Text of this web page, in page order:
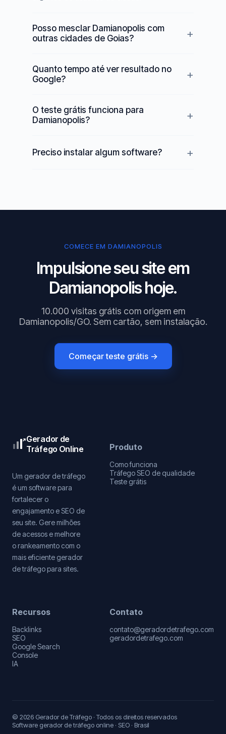
Posso mesclar Damianopolis com
outras cidades de Goias?
Quanto tempo até ver resultado no
Google?
O teste grátis funciona para
Damianopolis?
Preciso instalar algum software?
COMECE EM DAMIANOPOLIS
Impulsione seu site em
Damianopolis hoje.
10.000 visitas grátis com origem em
Damianopolis/GO. Sem cartão, sem instalação.
Começar teste grátis →
Gerador de
Tráfego Online
Um gerador de tráfego
é um software para
fortalecer o
engajamento e SEO de
seu site. Gere milhões
de acessos e melhore
o rankeamento com o
mais eficiente gerador
de tráfego para sites.
Produto
Como funciona
Tráfego SEO de qualidade
Teste grátis
Recursos
Backlinks
SEO
Google Search
Console
IA
Contato
contato@geradordetrafego.com
geradordetrafego.com
© 2026 Gerador de Tráfego · Todos os direitos reservados
Software gerador de tráfego online · SEO · Brasil